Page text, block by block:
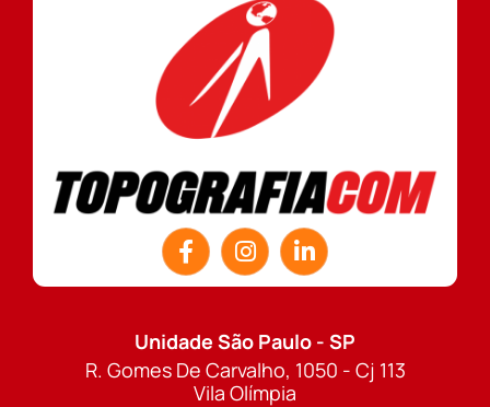
Unidade São Paulo - SP
R. Gomes De Carvalho, 1050 - Cj 113
Vila Olímpia